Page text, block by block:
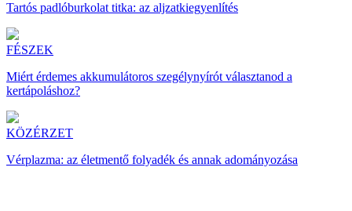
Tartós padlóburkolat titka: az aljzatkiegyenlítés
FÉSZEK
Miért érdemes akkumulátoros szegélynyírót választanod a
kertápoláshoz?
KÖZÉRZET
Vérplazma: az életmentő folyadék és annak adományozása